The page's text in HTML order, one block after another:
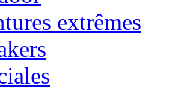
extrêmes